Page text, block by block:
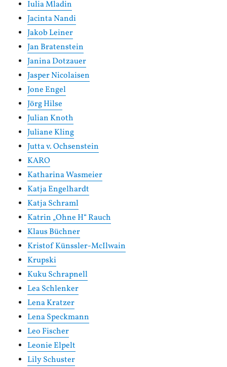
Iulia Mladin
Jacinta Nandi
Jakob Leiner
Jan Bratenstein
Janina Dotzauer
Jasper Nicolaisen
Jone Engel
Jörg Hilse
Julian Knoth
Juliane Kling
Jutta v. Ochsenstein
KARO
Katharina Wasmeier
Katja Engelhardt
Katja Schraml
Katrin „Ohne H“ Rauch
Klaus Büchner
Kristof Künssler-McIlwain
Krupski
Kuku Schrapnell
Lea Schlenker
Lena Kratzer
Lena Speckmann
Leo Fischer
Leonie Elpelt
Lily Schuster